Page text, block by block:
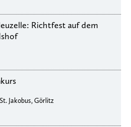
Richtfest auf dem
Jakobus, Görlitz